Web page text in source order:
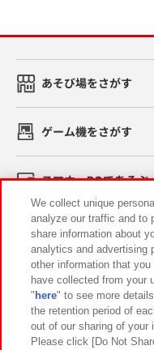
あそび場をさがす
ゲーム機をさがす
スマホ・PCであそぶ
イベント・キャンペー
関連会社 サス
プライバシーポリシー
We collect unique
analyze our traffic and to
share information about
analytics and advertising
other information that
have collected from your
" here" to see more
the retention period of
out of our sharing of your
Please click [Do Not